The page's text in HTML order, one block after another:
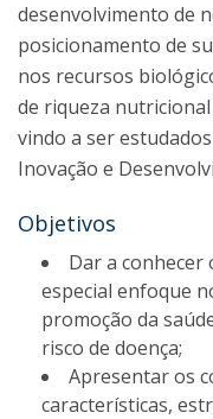
desenvolvimento de
posicionamento de
nos recursos
de riqueza
vindo a ser
Inovação e
Objetivos
Dar a conhecer
especial enfoque
promoção da
risco de doença;
Apresentar os
características,